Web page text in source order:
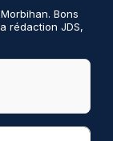
Bons
rédaction JDS,